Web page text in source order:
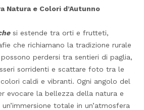
Natura e Colori d’Autunno
si estende tra orti e frutteti,
che richiamano la tradizione rurale
perdersi tra sentieri di paglia,
sorridenti e scattare foto tra le
caldi e vibranti. Ogni angolo del
evocare la bellezza della natura e
totale in un’atmosfera